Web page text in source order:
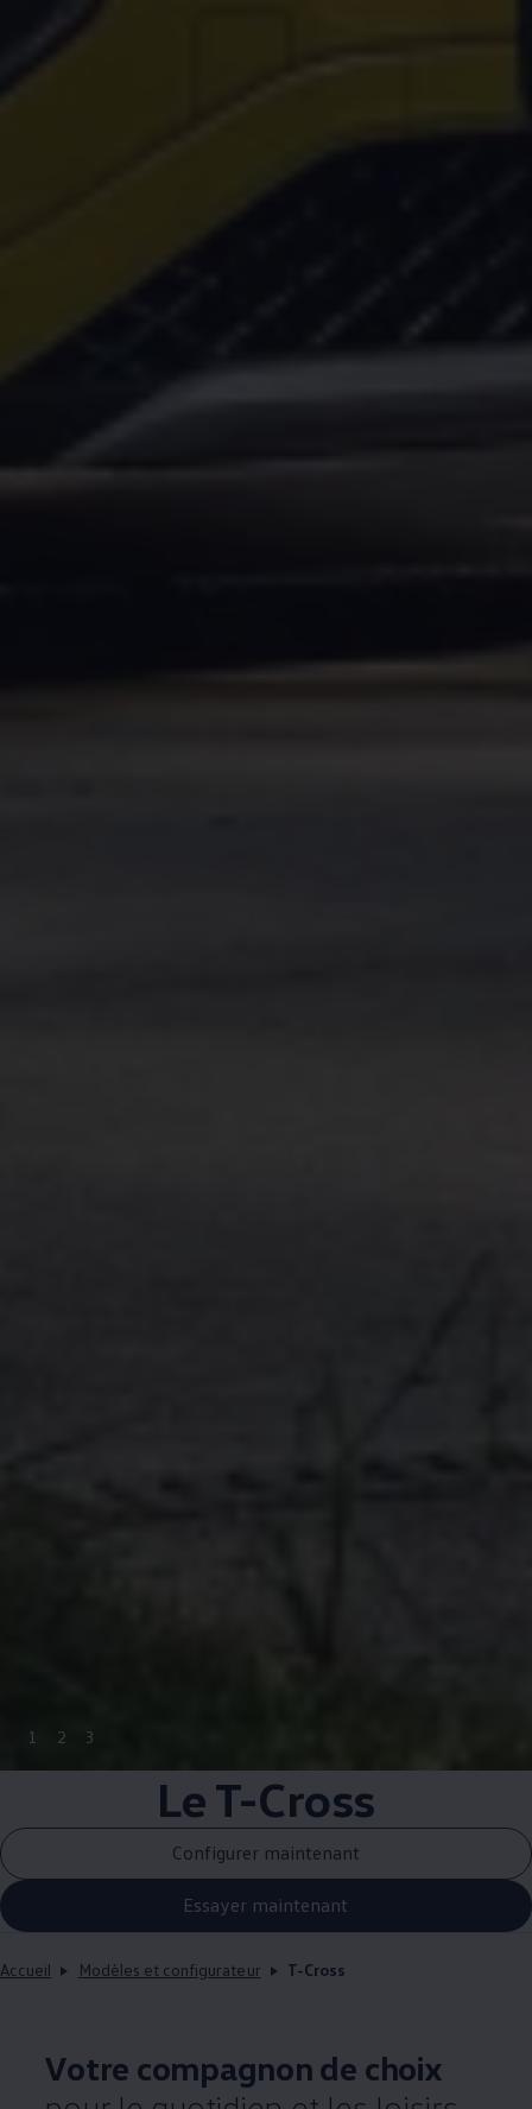
1 2 3
Le T-Cross
Configurer maintenant
Essayer maintenant
Accueil Modèles et configurateur T-Cross
Votre compagnon de choix